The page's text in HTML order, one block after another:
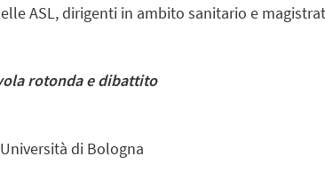
ASL, dirigenti in ambito sanitario e
rotonda e dibattito
di Bologna